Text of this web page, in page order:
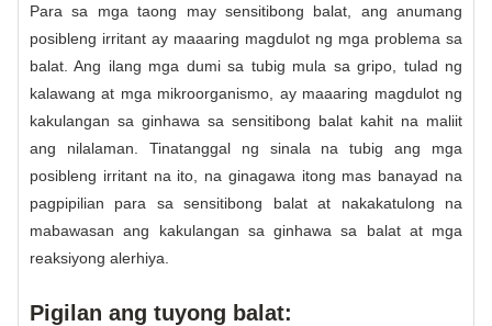
Para sa mga taong may sensitibong balat, ang anumang
posibleng irritant ay maaaring magdulot ng mga problema sa
balat. Ang ilang mga dumi sa tubig mula sa gripo, tulad ng
kalawang at mga mikroorganismo, ay maaaring magdulot ng
kakulangan sa ginhawa sa sensitibong balat kahit na maliit
ang nilalaman. Tinatanggal ng sinala na tubig ang mga
posibleng irritant na ito, na ginagawa itong mas banayad na
pagpipilian para sa sensitibong balat at nakakatulong na
mabawasan ang kakulangan sa ginhawa sa balat at mga
reaksiyong alerhiya.
Pigilan ang tuyong balat: